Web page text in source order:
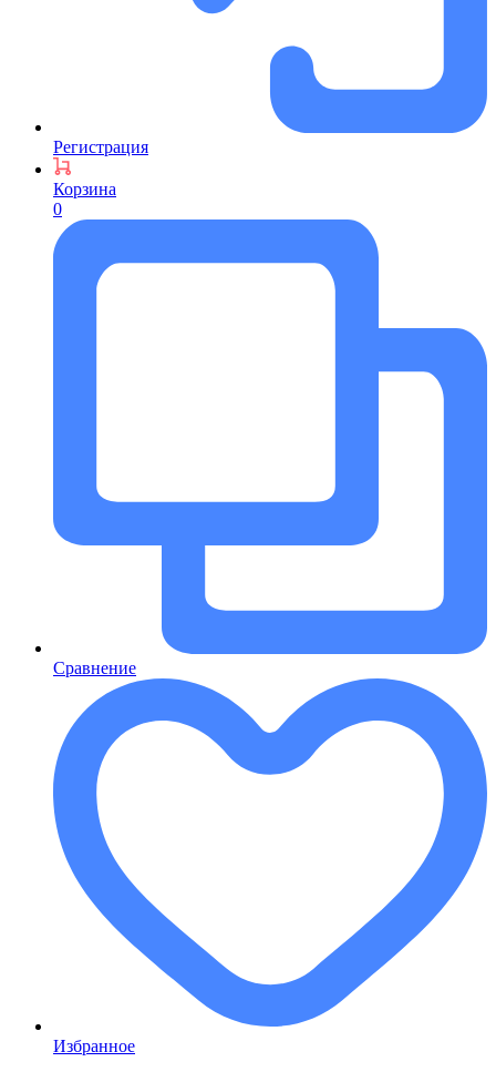
Регистрация
Корзина
0
Сравнение
Избранное